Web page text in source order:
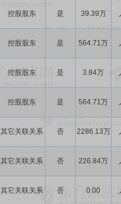
控股股东 是 39.39万
控股股东 是 564.71万
控股股东 是 3.84万
控股股东 是 564.71万
其它关联关系 否 2286.13万
其它关联关系 否 226.84万
其它关联关系 否 0.00